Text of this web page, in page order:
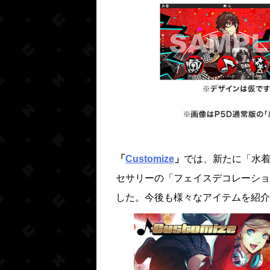
「 Customize 」 では、新たに「水
セサリーの「フェイスデコレーシ
した。今後も様々なアイテムを紹